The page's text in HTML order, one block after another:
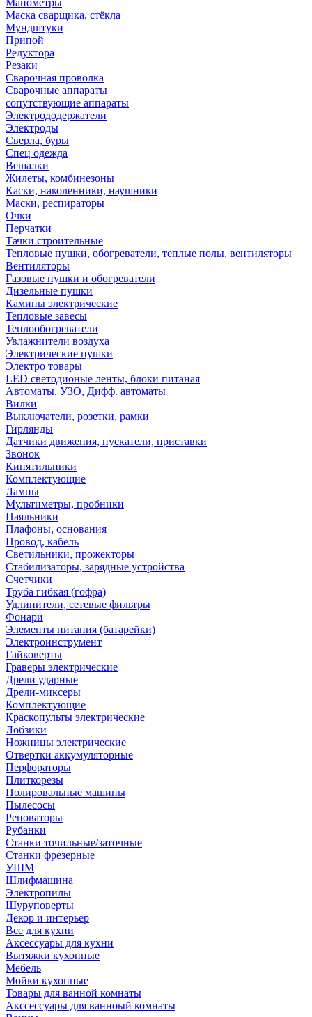
Манометры
Маска сварщика, стёкла
Мундштуки
Припой
Редуктора
Резаки
Сварочная проволка
Сварочные аппараты
сопутствующие аппараты
Электрододержатели
Электроды
Сверла, буры
Спец одежда
Вешалки
Жилеты, комбинезоны
Каски, наколенники, наушники
Маски, респираторы
Очки
Перчатки
Тачки строительные
Тепловые пушки, обогреватели, теплые полы, вентиляторы
Вентиляторы
Газовые пушки и обогреватели
Дизельные пушки
Камины электрические
Тепловые завесы
Теплообогреватели
Увлажнители воздуха
Электрические пушки
Электро товары
LED светодионые ленты, блоки питаная
Автоматы, УЗО, Дифф. автоматы
Вилки
Выключатели, розетки, рамки
Гирлянды
Датчики движения, пускатели, приставки
Звонок
Кипятильники
Комплектующие
Лампы
Мультиметры, пробники
Паяльники
Плафоны, основания
Провод, кабель
Светильники, прожекторы
Стабилизаторы, зарядные устройства
Счетчики
Труба гибкая (гофра)
Удлинители, сетевые фильтры
Фонари
Элементы питания (батарейки)
Электроинструмент
Гайковерты
Граверы электрические
Дрели ударные
Дрели-миксеры
Комплектующие
Краскопульты электрические
Лобзики
Ножницы электрические
Отвертки аккумуляторные
Перфораторы
Плиткорезы
Полировальные машины
Пылесосы
Реноваторы
Рубанки
Станки точильные/заточные
Станки фрезерные
УШМ
Шлифмашина
Электропилы
Шуруповерты
Декор и интерьер
Все для кухни
Аксессуары для кухни
Вытяжки кухонные
Мебель
Мойки кухонные
Товары для ванной комнаты
Акссессуары для ванноый комнаты